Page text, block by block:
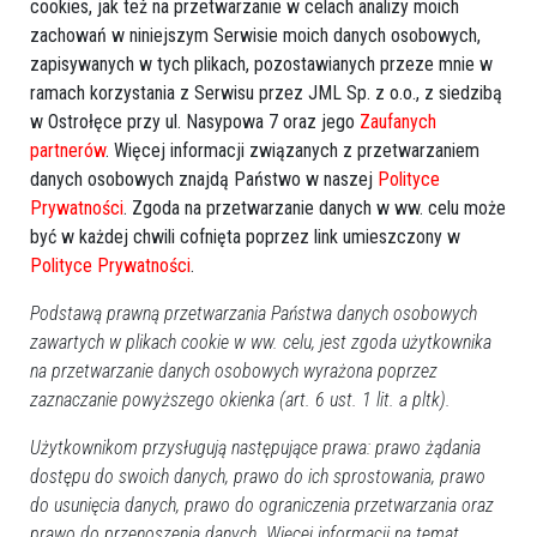
Zobacz również
Wypadek o świcie pod
Ostrołęką. Za kierownicą 21-
latek. Policja apeluje
Zaufał "nieznajomej" z sieci,
wysłał intymne zdjęcia. Teraz
ma kłopoty
cookies, jak też na przetwarzanie w celach analizy moich
zachowań w niniejszym Serwisie moich danych osobowych,
zapisywanych w tych plikach, pozostawianych przeze mnie w
ramach korzystania z Serwisu przez JML Sp. z o.o., z siedzibą
w Ostrołęce przy ul. Nasypowa 7 oraz jego Zaufanych
partnerów. Więcej informacji związanych z przetwarzaniem
danych osobowych znajdą Państwo w naszej Polityce
Prywatności. Zgoda na przetwarzanie danych w ww. celu może
być w każdej chwili cofnięta poprzez link umieszczony w
Polityce Prywatności.
Podstawą prawną przetwarzania Państwa danych osobowych
zawartych w plikach cookie w ww. celu, jest zgoda użytkownika
na przetwarzanie danych osobowych wyrażona poprzez
zaznaczanie powyższego okienka (art. 6 ust. 1 lit. a pltk).
Użytkownikom przysługują następujące prawa: prawo żądania
dostępu do swoich danych, prawo do ich sprostowania, prawo
do usunięcia danych, prawo do ograniczenia przetwarzania oraz